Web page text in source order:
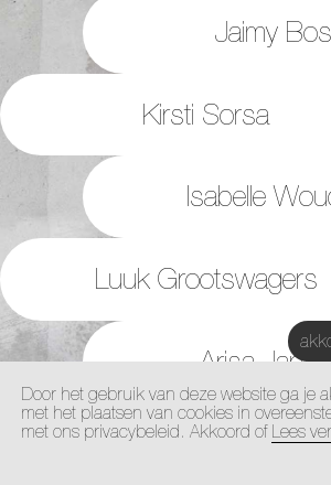
Jaimy
Kirsti Sorsa
Isabelle
Luuk Grootswagers
Arisa
Ivory van Appeven
Door het gebruik van deze website ga je
met het plaatsen van cookies in
met ons privacybeleid. Akkoord of Lees